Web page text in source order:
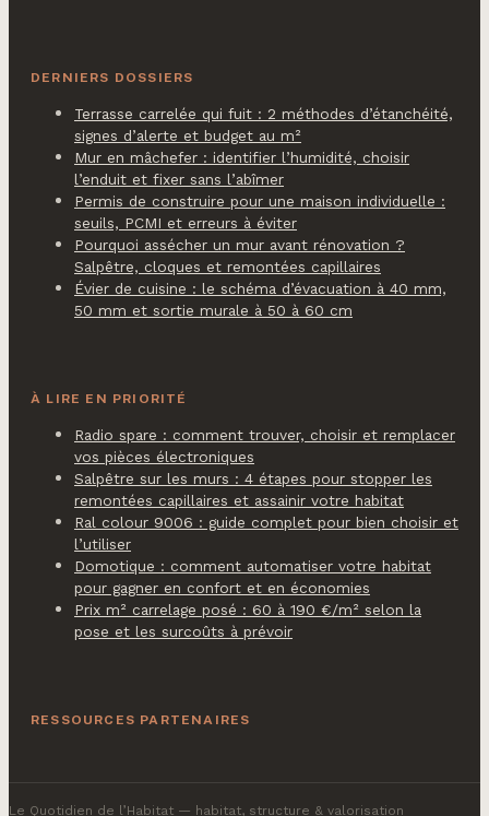
DERNIERS DOSSIERS
Terrasse carrelée qui fuit : 2 méthodes d’étanchéité,
signes d’alerte et budget au m²
Mur en mâchefer : identifier l’humidité, choisir
l’enduit et fixer sans l’abîmer
Permis de construire pour une maison individuelle :
seuils, PCMI et erreurs à éviter
Pourquoi assécher un mur avant rénovation ?
Salpêtre, cloques et remontées capillaires
Évier de cuisine : le schéma d’évacuation à 40 mm,
50 mm et sortie murale à 50 à 60 cm
À LIRE EN PRIORITÉ
Radio spare : comment trouver, choisir et remplacer
vos pièces électroniques
Salpêtre sur les murs : 4 étapes pour stopper les
remontées capillaires et assainir votre habitat
Ral colour 9006 : guide complet pour bien choisir et
l’utiliser
Domotique : comment automatiser votre habitat
pour gagner en confort et en économies
Prix m² carrelage posé : 60 à 190 €/m² selon la
pose et les surcoûts à prévoir
RESSOURCES PARTENAIRES
Le Quotidien de l’Habitat — habitat, structure & valorisation